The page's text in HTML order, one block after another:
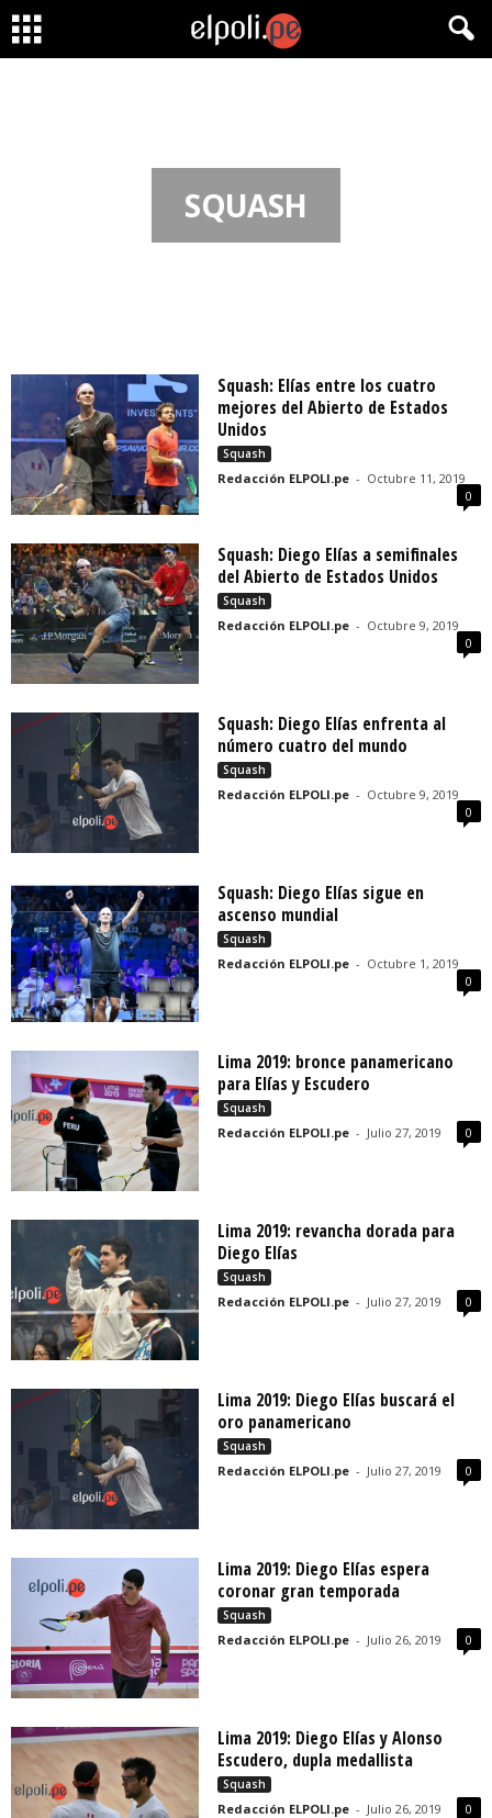
SQUASH
Squash: Elías entre los cuatro
mejores del Abierto de Estados
Unidos
Squash
Redacción ELPOLI.pe - Octubre 11, 2019
0
Squash: Diego Elías a semifinales
del Abierto de Estados Unidos
Squash
Redacción ELPOLI.pe - Octubre 9, 2019
0
Squash: Diego Elías enfrenta al
número cuatro del mundo
Squash
Redacción ELPOLI.pe - Octubre 9, 2019
0
Squash: Diego Elías sigue en
ascenso mundial
Squash
Redacción ELPOLI.pe - Octubre 1, 2019
0
Lima 2019: bronce panamericano
para Elías y Escudero
Squash
Redacción ELPOLI.pe - Julio 27, 2019 0
Lima 2019: revancha dorada para
Diego Elías
Squash
Redacción ELPOLI.pe - Julio 27, 2019 0
Lima 2019: Diego Elías buscará el
oro panamericano
Squash
Redacción ELPOLI.pe - Julio 27, 2019 0
Lima 2019: Diego Elías espera
coronar gran temporada
Squash
Redacción ELPOLI.pe - Julio 26, 2019 0
Lima 2019: Diego Elías y Alonso
Escudero, dupla medallista
Squash
Redacción ELPOLI.pe - Julio 26, 2019 0